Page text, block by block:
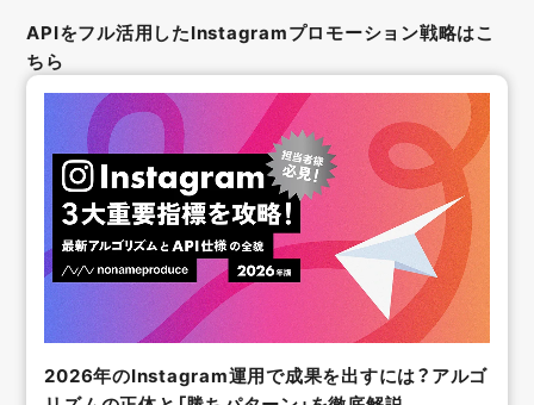
APIをフル活用したInstagramプロモーション戦略はこ
ちら
2026年のInstagram運用で成果を出すには？アルゴ